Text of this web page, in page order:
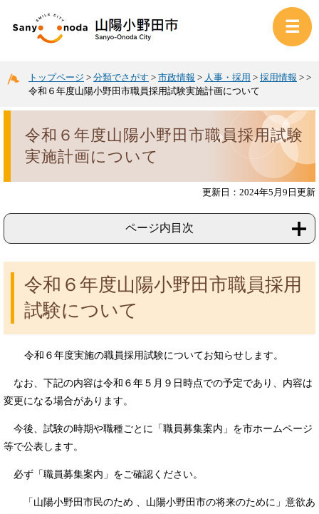
トップページ > 分類でさがす > 市政情報 > 人事・採用 > 採用情報 > >
令和６年度山陽小野田市職員採用試験実施計画について
令和６年度山陽小野田市職員採用試験
実施計画について
更新日：2024年5月9日更新
ページ内目次
令和６年度山陽小野田市職員採用
試験について
令和６年度実施の職員採用試験についてお知らせします。
なお、下記の内容は令和６年５月９日時点での予定であり、内容は
変更になる場合があります。
今後、試験の時期や職種ごとに「職員募集案内」を市ホームページ
等で公表します。
必ず「職員募集案内」をご確認ください。
「山陽小野田市民のため 、山陽小野田市の将来のために」 意欲あ